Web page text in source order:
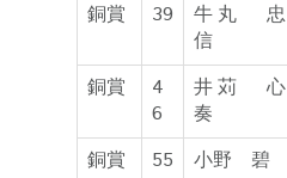
銅賞 39
牛丸 忠
信
銅賞
4
6
井苅 心
奏
銅賞 55 小野 碧